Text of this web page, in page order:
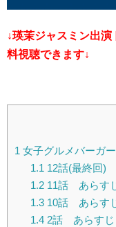
↓瑛茉ジャスミン出
料視聴できます↓
1 女子グルメバーガ
1.1 12話(最終回)
1.211話 あらす
1.310話 あらす
1.42話 あらすじ